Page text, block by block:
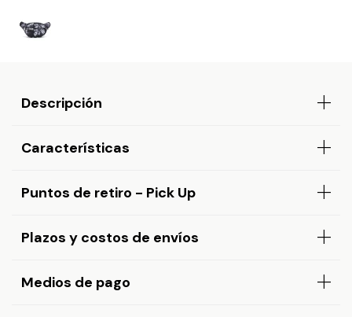
Descripción
Características
Puntos de retiro - Pick Up
Plazos y costos de envíos
Medios de pago